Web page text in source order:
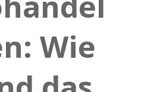
Wie